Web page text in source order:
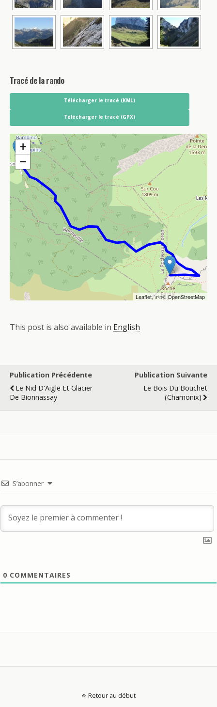
Tracé de la rando
Télécharger le tracé (KML)
Télécharger le tracé (GPX)
+
−
Leaflet, \r\n©OpenStreetMap
This post is also available in English
Publication Précédente
Le Nid D'Aigle Et Glacier
De Bionnassay
Publication Suivante
Le Bois Du Bouchet
(Chamonix)
S’abonner
0 COMMENTAIRES
Retour au début